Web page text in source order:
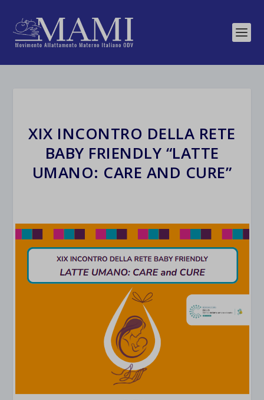
XIX INCONTRO DELLA RETE
BABY FRIENDLY “LATTE
UMANO: CARE AND CURE”